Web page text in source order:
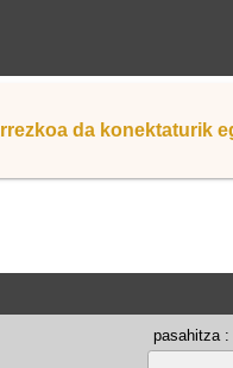
da konektaturik
pasahitza :